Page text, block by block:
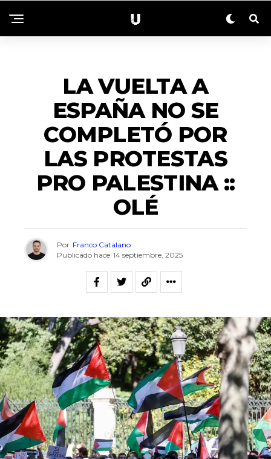
LA VUELTA A
ESPAÑA NO SE
COMPLETÓ POR
LAS PROTESTAS
PRO PALESTINA ::
OLÉ
Por Franco Catalano
Publicado hace 14 septiembre, 2025